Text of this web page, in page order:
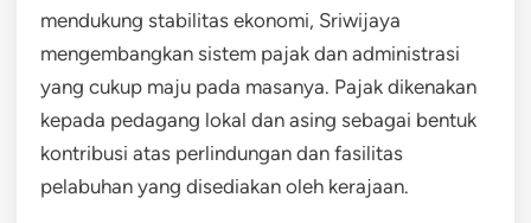
mendukung stabilitas ekonomi, Sriwijaya
mengembangkan sistem pajak dan administrasi
yang cukup maju pada masanya. Pajak dikenakan
kepada pedagang lokal dan asing sebagai bentuk
kontribusi atas perlindungan dan fasilitas
pelabuhan yang disediakan oleh kerajaan.